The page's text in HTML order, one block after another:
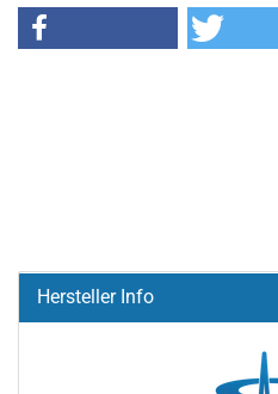
Hersteller Info